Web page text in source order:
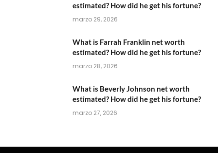
estimated? How did he get his fortune?
marzo 29, 2026
What is Farrah Franklin net worth
estimated? How did he get his fortune?
marzo 28, 2026
What is Beverly Johnson net worth
estimated? How did he get his fortune?
marzo 27, 2026